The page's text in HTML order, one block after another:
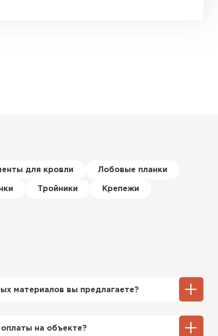
для кровли Лобовые планки
Тройники Крепежи
материалов вы предлагаете?
профнастил, ондулин, битумные
на объекте?